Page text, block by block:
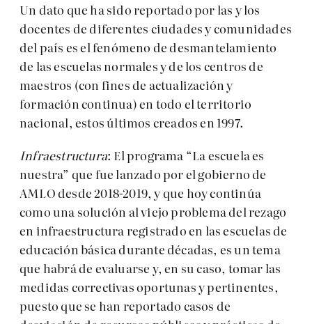
Un dato que ha sido reportado por las y los
docentes de diferentes ciudades y comunidades
del país es el fenómeno de desmantelamiento
de las escuelas normales y de los centros de
maestros (con fines de actualización y
formación continua) en todo el territorio
nacional, estos últimos creados en 1997.
Infraestructura: El programa “La escuela es
nuestra” que fue lanzado por el gobierno de
AMLO desde 2018-2019, y que hoy continúa
como una solución al viejo problema del rezago
en infraestructura registrado en las escuelas de
educación básica durante décadas, es un tema
que habrá de evaluarse y, en su caso, tomar las
medidas correctivas oportunas y pertinentes,
puesto que se han reportado casos de